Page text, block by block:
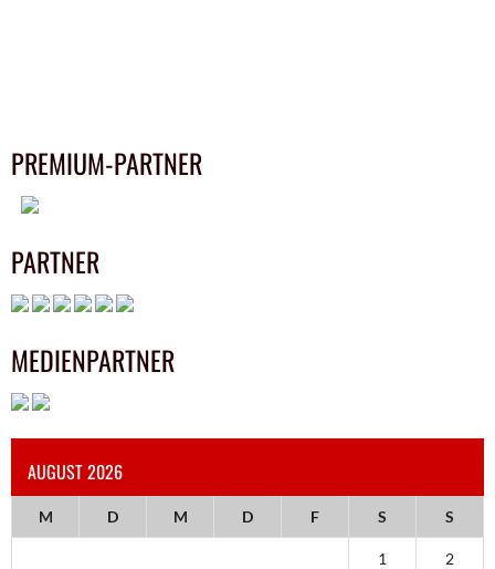
PREMIUM-PARTNER
PARTNER
MEDIENPARTNER
AUGUST 2026
M D M D F S S
1 2